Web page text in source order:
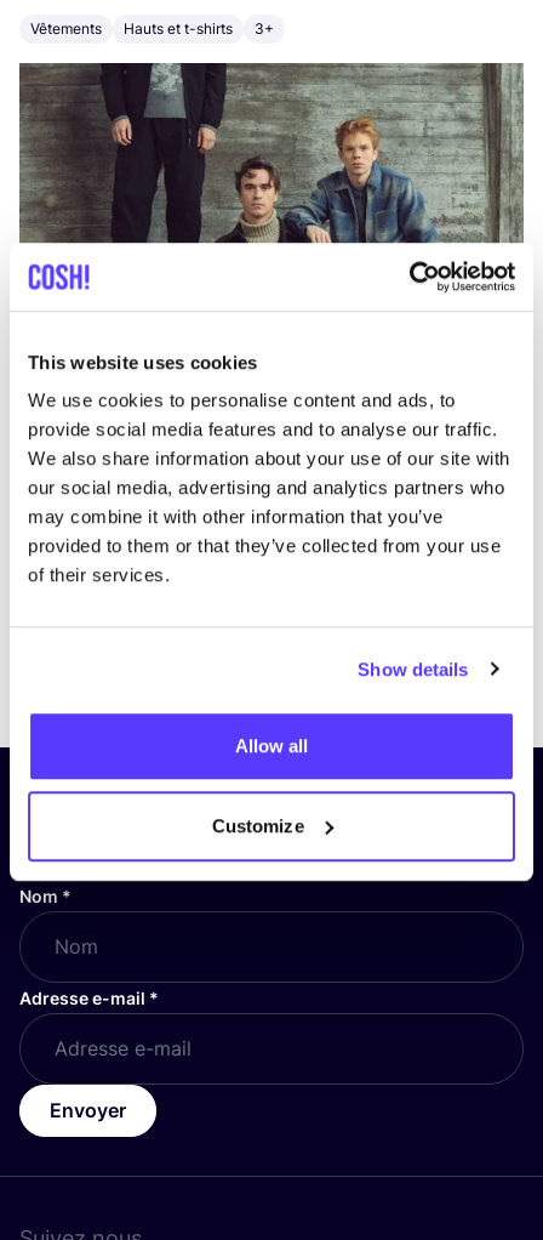
This website uses cookies
We use cookies to personalise content and ads, to
provide social media features and to analyse our traffic.
We also share information about your use of our site with
our social media, advertising and analytics partners who
may combine it with other information that you’ve
provided to them or that they’ve collected from your use
of their services.
Show details
Allow all
Customize
Vêtements Hauts et t-shirts 3+
PreviousNext
Inscrivez-vous à notre lettre
d’information et restez informé !
Nom *
Adresse e-mail *
Envoyer